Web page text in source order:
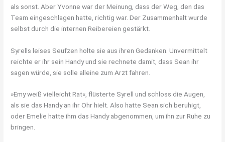
als sonst. Aber Yvonne war der Meinung, dass der Weg, den das
Team eingeschlagen hatte, richtig war. Der Zusammenhalt wurde
selbst durch die internen Reibereien gestärkt.
Syrells leises Seufzen holte sie aus ihren Gedanken. Unvermittelt
reichte er ihr sein Handy und sie rechnete damit, dass Sean ihr
sagen würde, sie solle alleine zum Arzt fahren.
»Emy weiß vielleicht Rat«, flüsterte Syrell und schloss die Augen,
als sie das Handy an ihr Ohr hielt. Also hatte Sean sich beruhigt,
oder Emelie hatte ihm das Handy abgenommen, um ihn zur Ruhe zu
bringen.